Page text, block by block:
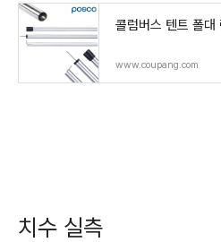
콜럼버스 텐트 폴
www.coupang.com
치수 실측